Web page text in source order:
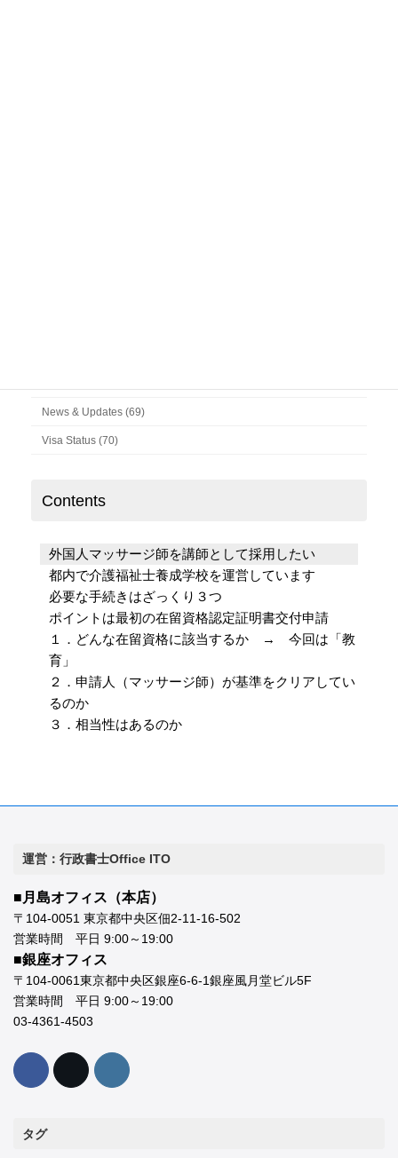
News & Updates (69)
Visa Status (70)
Contents
外国人マッサージ師を講師として採用したい
都内で介護福祉士養成学校を運営しています
必要な手続きはざっくり３つ
ポイントは最初の在留資格認定証明書交付申請
１．どんな在留資格に該当するか → 今回は「教
育」
２．申請人（マッサージ師）が基準をクリアしてい
るのか
３．相当性はあるのか
運営：行政書士Office ITO
■月島オフィス（本店）
〒104-0051 東京都中央区佃2-11-16-502
営業時間 平日 9:00～19:00
■銀座オフィス
〒104-0061東京都中央区銀座6-6-1銀座風月堂ビル5F
営業時間 平日 9:00～19:00
03-4361-4503
タグ